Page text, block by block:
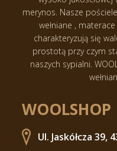
merynos. Nasze
wełniane , materace
charakteryzują się
prostotą przy czym
naszych sypialni.
WOOLSHOP
Ul. Jaskółcza 39,